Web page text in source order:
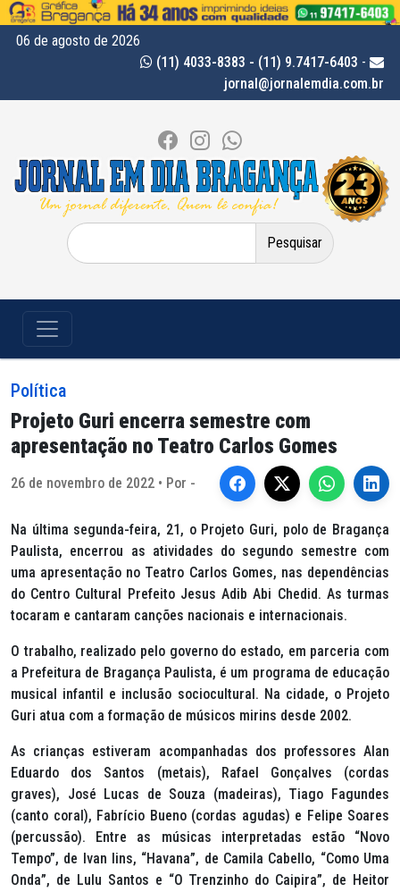
06 de agosto de 2026
(11) 4033-8383 - (11) 9.7417-6403 -
jornal@jornalemdia.com.br
Pesquisar
por:
Política
Projeto Guri encerra semestre com
apresentação no Teatro Carlos Gomes
26 de novembro de 2022 • Por -
Na última segunda-feira, 21, o Projeto Guri, polo de Bragança
Paulista, encerrou as atividades do segundo semestre com
uma apresentação no Teatro Carlos Gomes, nas dependências
do Centro Cultural Prefeito Jesus Adib Abi Chedid. As turmas
tocaram e cantaram canções nacionais e internacionais.
O trabalho, realizado pelo governo do estado, em parceria com
a Prefeitura de Bragança Paulista, é um programa de educação
musical infantil e inclusão sociocultural. Na cidade, o Projeto
Guri atua com a formação de músicos mirins desde 2002.
As crianças estiveram acompanhadas dos professores Alan
Eduardo dos Santos (metais), Rafael Gonçalves (cordas
graves), José Lucas de Souza (madeiras), Tiago Fagundes
(canto coral), Fabrício Bueno (cordas agudas) e Felipe Soares
(percussão). Entre as músicas interpretadas estão “Novo
Tempo”, de Ivan lins, “Havana”, de Camila Cabello, “Como Uma
Onda”, de Lulu Santos e “O Trenzinho do Caipira”, de Heitor